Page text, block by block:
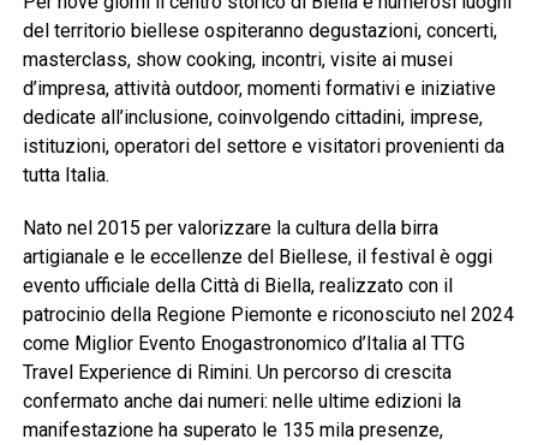
del territorio biellese ospiteranno degustazioni, concerti,
masterclass, show cooking, incontri, visite ai musei
d’impresa, attività outdoor, momenti formativi e iniziative
dedicate all’inclusione, coinvolgendo cittadini, imprese,
istituzioni, operatori del settore e visitatori provenienti da
tutta Italia.
Nato nel 2015 per valorizzare la cultura della birra
artigianale e le eccellenze del Biellese, il festival è oggi
evento ufficiale della Città di Biella, realizzato con il
patrocinio della Regione Piemonte e riconosciuto nel 2024
come Miglior Evento Enogastronomico d’Italia al TTG
Travel Experience di Rimini. Un percorso di crescita
confermato anche dai numeri: nelle ultime edizioni la
manifestazione ha superato le 135 mila presenze,